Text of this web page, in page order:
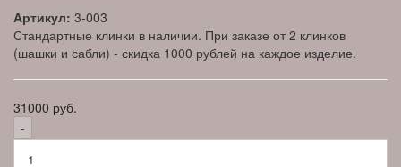
Артикул: 3-003
Стандартные клинки в наличии. При заказе от 2 клинков
(шашки и сабли) - скидка 1000 рублей на каждое изделие.
31000 руб.
-